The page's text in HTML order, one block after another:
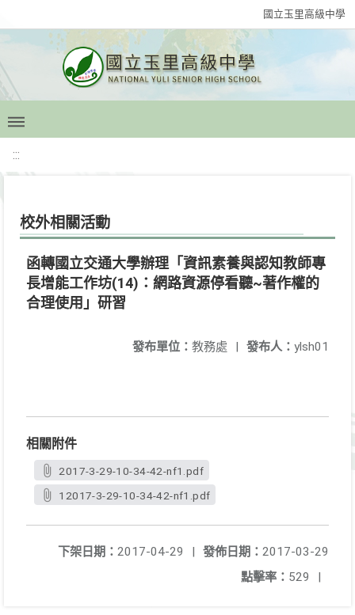
國立玉里高級中學
:::
校外相關活動
函轉國立交通大學辦理「資訊素養與認知教師專
長增能工作坊(14)：網路資源停看聽~著作權的
合理使用」研習
發布人： ylsh01
發布單位： 教務處 |
相關附件
2017-3-29-10-34-42-nf1.pdf
12017-3-29-10-34-42-nf1.pdf
發佈日期： 2017-03-29
下架日期： 2017-04-29
|
點擊率： 529 |